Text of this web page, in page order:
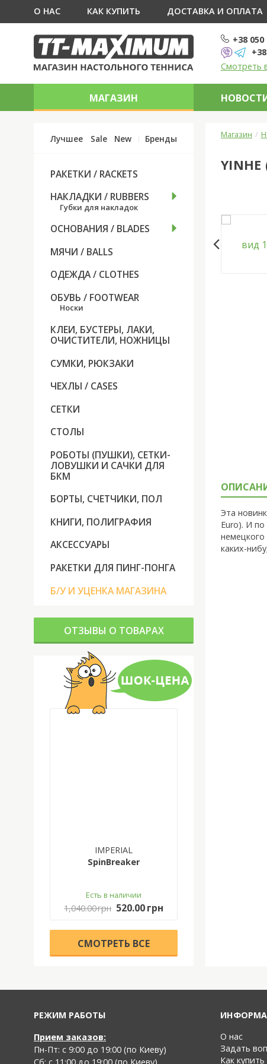
О НАС КАК КУПИТЬ ДОСТАВКА И ОПЛАТА
+38 050
Смотреть
МАГАЗИН
Лучшее Sale New Бренды
РАКЕТКИ / RACKETS
НАКЛАДКИ / RUBBERS
Губки для накладок
ОСНОВАНИЯ / BLADES
МЯЧИ / BALLS
ОДЕЖДА / CLOTHES
ОБУВЬ / FOOTWEAR
Носки
КЛЕИ, БУСТЕРЫ, ЛАКИ,
ОЧИСТИТЕЛИ, НОЖНИЦЫ
СУМКИ, РЮКЗАКИ
ЧЕХЛЫ / CASES
СЕТКИ
СТОЛЫ
РОБОТЫ (ПУШКИ), СЕТКИ-
ЛОВУШКИ И САЧКИ ДЛЯ
БКМ
БОРТЫ, СЧЕТЧИКИ, ПОЛ
КНИГИ, ПОЛИГРАФИЯ
АКСЕССУАРЫ
РАКЕТКИ ДЛЯ ПИНГ-ПОНГА
Б/У И УЦЕНКА МАГАЗИНА
ОТЗЫВЫ О ТОВАРАХ
IMPERIAL
SpinBreaker
Есть в наличии
1,040.00 грн 520.00 грн
CМОТРЕТЬ ВСЕ
Магазин
YINHE
Эта
Euro). И
каких-
РЕЖИМ РАБОТЫ
Прием заказов:
Пн-Пт: с 9:00 до 19:00 (по Киеву)
О нас
Задать
Как купить